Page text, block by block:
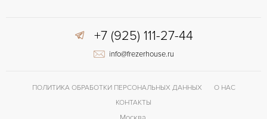
+7 (925) 111-27-44
info@frezerhouse.ru
ПОЛИТИКА ОБРАБОТКИ ПЕРСОНАЛЬНЫХ ДАННЫХ
О НАС
КОНТАКТЫ